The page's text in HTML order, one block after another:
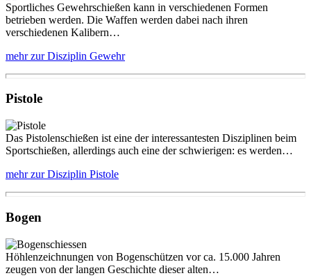
Sportliches Gewehrschießen kann in verschiedenen Formen
betrieben werden. Die Waffen werden dabei nach ihren
verschiedenen Kalibern…
mehr zur Disziplin Gewehr
Pistole
Das Pistolenschießen ist eine der interessantesten Disziplinen beim
Sportschießen, allerdings auch eine der schwierigen: es werden…
mehr zur Disziplin Pistole
Bogen
Höhlenzeichnungen von Bogenschützen vor ca. 15.000 Jahren
zeugen von der langen Geschichte dieser alten…